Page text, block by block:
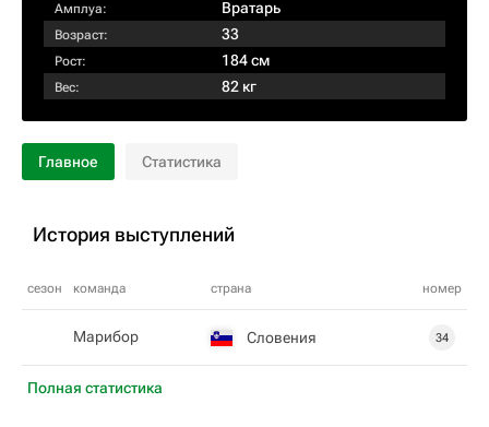
Амплуа: Вратарь
Возраст: 33
Рост: 184 см
Вес: 82 кг
Главное Статистика
История выступлений
сезон команда страна номер
Полная статистика
Марибор Словения 34